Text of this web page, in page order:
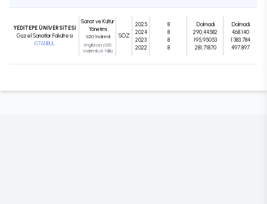
YEDİTEPE ÜNİVERSİTESİ
Güzel Sanatlar Fakültesi
İSTANBUL
Sanat ve Kültür
Yönetimi
%50 İndirimli
(İngilizce) (%50
İndirimli) (4 Yıllık)
SÖZ
2025
2024
2023
2022
8
8
8
8
Dolmadı
290,44582
195,95053
281,71870
Dolmadı
468.140
1.383.784
497.897